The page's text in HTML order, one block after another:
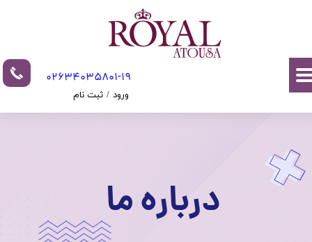
02634035801-19​​​​​​​​​​​​​​
ورود / ثبت نام
تغییر گذر واژه
سفارشات
درباره ما